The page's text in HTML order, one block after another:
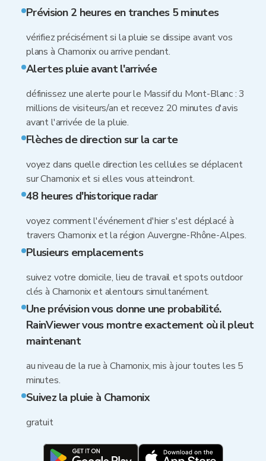
Prévision 2 heures en tranches 5 minutes
vérifiez précisément si la pluie se dissipe avant vos
plans à Chamonix ou arrive pendant.
Alertes pluie avant l'arrivée
définissez une alerte pour le Massif du Mont-Blanc : 3
millions de visiteurs/an et recevez 20 minutes d'avis
avant l'arrivée de la pluie.
Flèches de direction sur la carte
voyez dans quelle direction les cellules se déplacent
sur Chamonix et si elles vous atteindront.
48 heures d'historique radar
voyez comment l'événement d'hier s'est déplacé à
travers Chamonix et la région Auvergne-Rhône-Alpes.
Plusieurs emplacements
suivez votre domicile, lieu de travail et spots outdoor
clés à Chamonix et alentours simultanément.
Une prévision vous donne une probabilité.
RainViewer vous montre exactement où il pleut
maintenant
au niveau de la rue à Chamonix, mis à jour toutes les 5
minutes.
Suivez la pluie à Chamonix
gratuit